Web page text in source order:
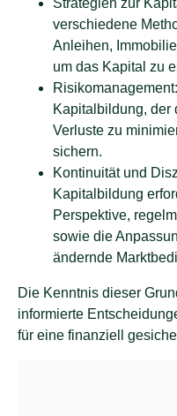
Strategien zur
verschiedene
Anleihen,
um das Kapital zu
Kapitalbildung, der
Verluste zu
sichern.
Kontinuität und
Kapitalbildung
Perspektive,
sowie die
ändernde
Die Kenntnis dieser
informierte
für eine finanziell